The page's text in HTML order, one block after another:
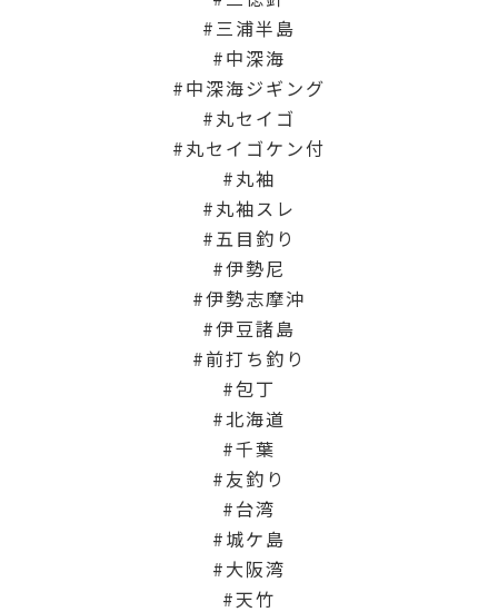
三浦半島
中深海
中深海ジギング
丸セイゴ
丸セイゴケン付
丸袖
丸袖スレ
五目釣り
伊勢尼
伊勢志摩沖
伊豆諸島
前打ち釣り
包丁
北海道
千葉
友釣り
台湾
城ケ島
大阪湾
天竹